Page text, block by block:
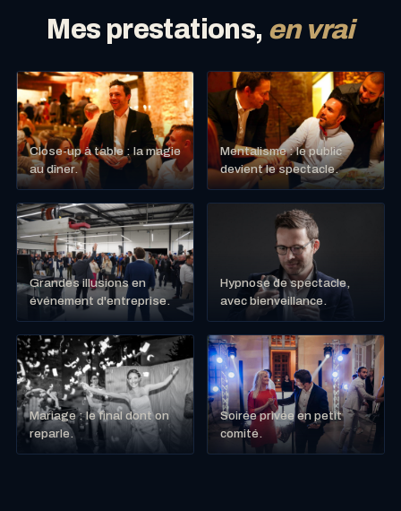
Mes prestations, en vrai
Close-up à table : la magie
au dîner.
Mentalisme : le public
devient le spectacle.
Grandes illusions en
événement d'entreprise.
Hypnose de spectacle,
avec bienveillance.
Mariage : le final dont on
reparle.
Soirée privée en petit
comité.